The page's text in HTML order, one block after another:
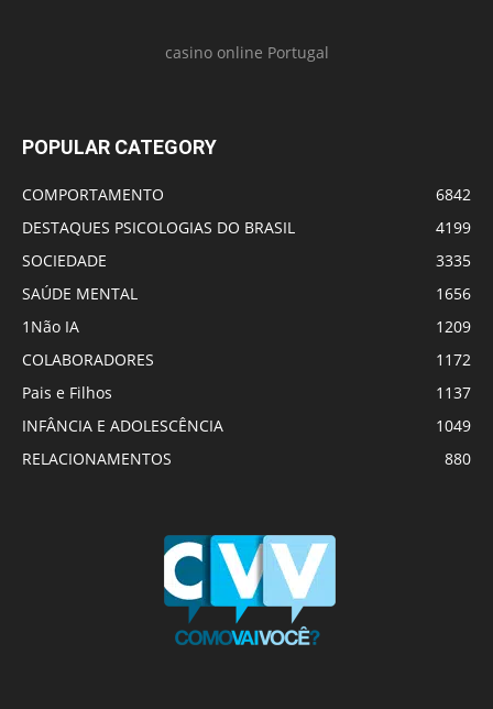
casino online Portugal
POPULAR CATEGORY
COMPORTAMENTO
6842
DESTAQUES PSICOLOGIAS DO BRASIL
4199
SOCIEDADE
3335
SAÚDE MENTAL
1656
1Não IA
1209
COLABORADORES
1172
Pais e Filhos
1137
INFÂNCIA E ADOLESCÊNCIA
1049
RELACIONAMENTOS
880